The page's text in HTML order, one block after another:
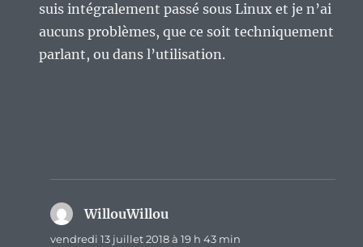
suis intégralement passé sous Linux et je n’ai
aucuns problèmes, que ce soit techniquement
parlant, ou dans l’utilisation.
WillouWillou
vendredi 13 juillet 2018 à 19 h 43 min